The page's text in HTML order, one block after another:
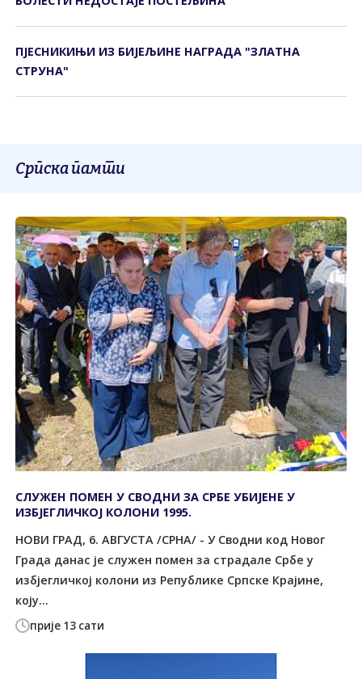
ПЈЕСНИКИЊИ ИЗ БИЈЕЉИНЕ НАГРАДА "ЗЛАТНА
СТРУНА"
Српска памти
прије 13 сати
СЛУЖЕН ПОМЕН У СВОДНИ ЗА СРБЕ УБИЈЕНЕ У
ИЗБЈЕГЛИЧКОЈ КОЛОНИ 1995.
НОВИ ГРАД, 6. АВГУСТА /СРНА/ - У Сводни код Новог
Града данас је служен помен за страдале Србе у
избјегличкој колони из Републике Српске Крајине,
коју...